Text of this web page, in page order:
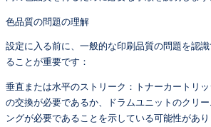
色品質の問題の理解
設定に入る前に、一般的な印刷品質の問題を認識
ることが重要です：
垂直または水平のストリーク：トナーカートリッ
の交換が必要であるか、ドラムユニットのクリー
ングが必要であることを示している可能性があり